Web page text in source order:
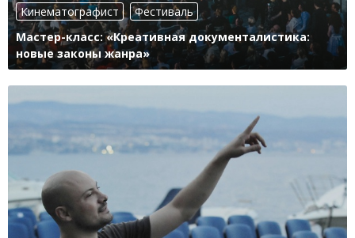
Кинематографист
Фестиваль
Мастер-класс: «Креативная документалистика:
новые законы жанра»